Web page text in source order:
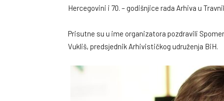
Hercegovini i 70. – godišnjice rada Arhiva u
Prisutne su u ime organizatora pozdravili
Vukliš, predsjednik Arhivističkog udruženja BiH.